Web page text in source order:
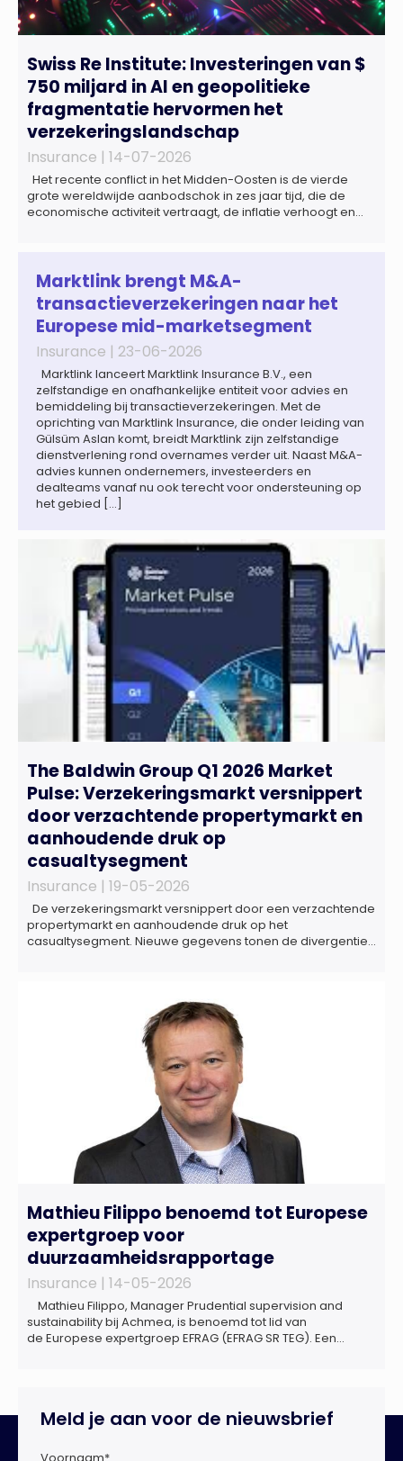
Swiss Re Institute: Investeringen van $
750 miljard in AI en geopolitieke
fragmentatie hervormen het
verzekeringslandschap
Insurance | 14-07-2026
Het recente conflict in het Midden-Oosten is de vierde
grote wereldwijde aanbodschok in zes jaar tijd, die de
economische activiteit vertraagt, de inflatie verhoogt en
wereldwijd naar verwachting afnemen tot 1,3% in reële
termen in […]
Marktlink brengt M&A-
transactieverzekeringen naar het
Europese mid-marketsegment
Insurance | 23-06-2026
Marktlink lanceert Marktlink Insurance B.V., een
zelfstandige en onafhankelijke entiteit voor advies en
bemiddeling bij transactieverzekeringen. Met de
oprichting van Marktlink Insurance, die onder leiding van
Gülsüm Aslan komt, breidt Marktlink zijn zelfstandige
dienstverlening rond overnames verder uit. Naast M&A-
advies kunnen ondernemers, investeerders en
dealteams vanaf nu ook terecht voor ondersteuning op
het gebied […]
The Baldwin Group Q1 2026 Market
Pulse: Verzekeringsmarkt versnippert
door verzachtende propertymarkt en
aanhoudende druk op
casualtysegment
Insurance | 19-05-2026
De verzekeringsmarkt versnippert door een verzachtende
propertymarkt en aanhoudende druk op het
casualtysegment. Nieuwe gegevens tonen de divergentie
het Market Pulse Report voor het eerste kwartaal van 2026
De bedrijfsmatige […]
Mathieu Filippo benoemd tot Europese
expertgroep voor
duurzaamheidsrapportage
Insurance | 14-05-2026
Mathieu Filippo, Manager Prudential supervision and
sustainability bij Achmea, is benoemd tot lid van
de Europese expertgroep EFRAG (EFRAG SR TEG). Een
Europese Commissie bij het ontwikkelen van […]
Meld je aan voor de nieuwsbrief
Voornaam*